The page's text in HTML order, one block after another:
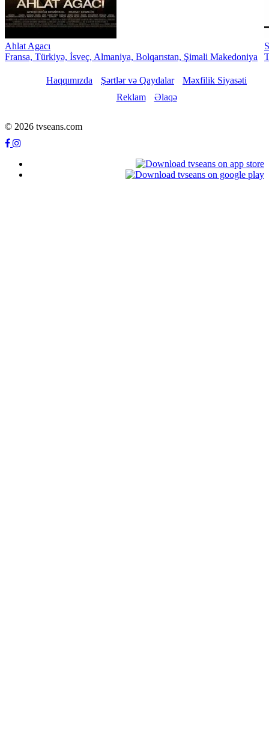
Ahlat Agacı
Fransa, Türkiyə, İsveç, Almaniya, Bolqarıstan, Şimali Makedoniya
Haqqımızda Şərtlər və Qaydalar
Məxfilik Siyasəti
Reklam
Əlaqə
© 2026 tvseans.com